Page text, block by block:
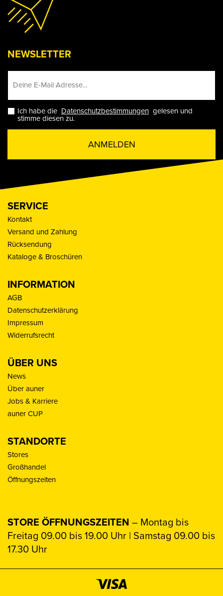
NEWSLETTER
Ich habe die Datenschutzbestimmungen gelesen und
stimme diesen zu.
ANMELDEN
SERVICE
Kontakt
Versand und Zahlung
Rücksendung
Kataloge & Broschüren
INFORMATION
AGB
Datenschutzerklärung
Impressum
Widerrufsrecht
ÜBER UNS
News
Über auner
Jobs & Karriere
auner CUP
STANDORTE
Stores
Großhandel
Öffnungszeiten
STORE ÖFFNUNGSZEITEN – Montag bis
Freitag 09.00 bis 19.00 Uhr | Samstag 09.00 bis
17.30 Uhr